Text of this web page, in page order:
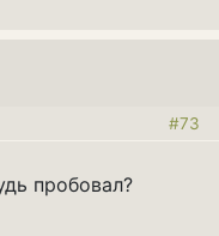
#73
пробовал?